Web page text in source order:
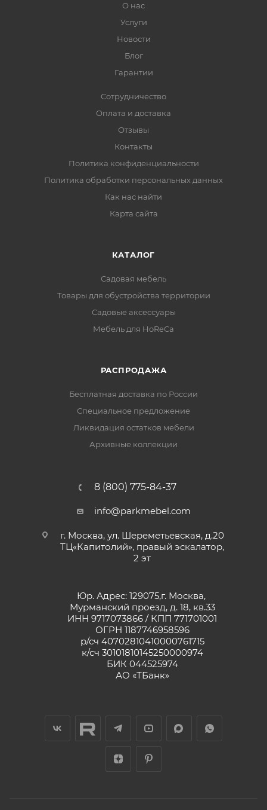
О нас
Услуги
Новости
Блог
Гарантии
Сотрудничество
Оплата и доставка
Отзывы
Контакты
Политика конфиденциальности
Политика обработки персональных данных
Как нас найти
Карта сайта
КАТАЛОГ
Садовая мебель
Товары для обустройства территории
Садовые аксессуары
Мебель для HoReCa
РАСПРОДАЖА
Бесплатная доставка по России
Специальное предложение
Ликвидация остатков мебели
Архивные коллекции
8 (800) 775-84-37
info@parkmebel.com
г. Москва, ул. Шереметьевская, д.20
ТЦ«Капитолий», правый эскалатор,
2 эт
Юр. Адрес: 129075,г. Москва,
Мурманский проезд, д. 18, кв.33
ИНН 9717073866 / КПП 771701001
ОГРН 1187746958596
р/сч 40702810410000761715
к/сч 30101810145250000974
БИК 044525974
АО «ТБанк»